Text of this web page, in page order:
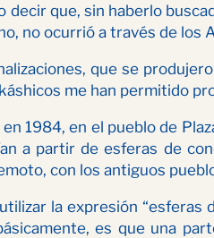
decir que, sin haberlo
no ocurrió a través de los
que se
me han permitido
en 1984, en el pueblo de
a partir de esferas de
con los antiguos
la expresión “esferas
es que una